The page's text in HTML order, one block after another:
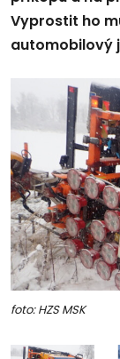
Vyprostit ho
automobilový
foto: HZS MSK